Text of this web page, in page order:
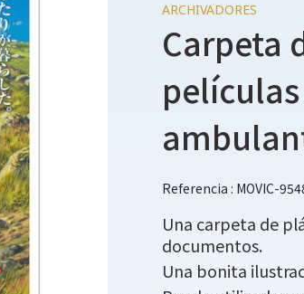
ARCHIVADORES
Carpeta
Referencia : MOVIC-
Una carpeta de
documentos.
Una bonita